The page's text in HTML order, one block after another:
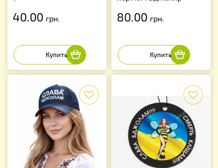
40.00 грн. 80.00 грн.